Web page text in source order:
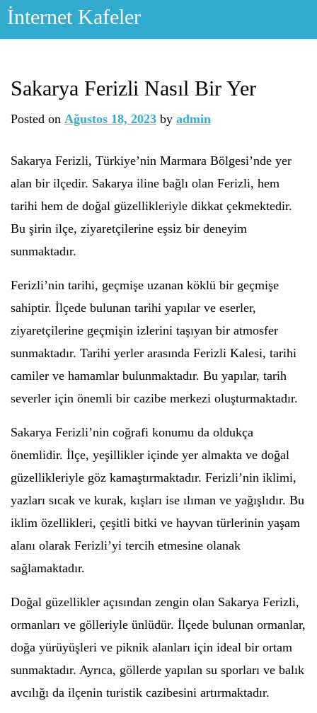
Skip
İnternet Kafeler
Sakarya Ferizli Nasıl Bir Yer
Posted on Ağustos 18, 2023 by admin
Sakarya Ferizli, Türkiye’nin Marmara Bölgesi’nde yer
alan bir ilçedir. Sakarya iline bağlı olan Ferizli, hem
tarihi hem de doğal güzellikleriyle dikkat çekmektedir.
Bu şirin ilçe, ziyaretçilerine eşsiz bir deneyim
sunmaktadır.
Ferizli’nin tarihi, geçmişe uzanan köklü bir geçmişe
sahiptir. İlçede bulunan tarihi yapılar ve eserler,
ziyaretçilerine geçmişin izlerini taşıyan bir atmosfer
sunmaktadır. Tarihi yerler arasında Ferizli Kalesi, tarihi
camiler ve hamamlar bulunmaktadır. Bu yapılar, tarih
severler için önemli bir cazibe merkezi oluşturmaktadır.
Sakarya Ferizli’nin coğrafi konumu da oldukça
önemlidir. İlçe, yeşillikler içinde yer almakta ve doğal
güzellikleriyle göz kamaştırmaktadır. Ferizli’nin iklimi,
yazları sıcak ve kurak, kışları ise ılıman ve yağışlıdır. Bu
iklim özellikleri, çeşitli bitki ve hayvan türlerinin yaşam
alanı olarak Ferizli’yi tercih etmesine olanak
sağlamaktadır.
Doğal güzellikler açısından zengin olan Sakarya Ferizli,
ormanları ve gölleriyle ünlüdür. İlçede bulunan ormanlar,
doğa yürüyüşleri ve piknik alanları için ideal bir ortam
sunmaktadır. Ayrıca, göllerde yapılan su sporları ve balık
avcılığı da ilçenin turistik cazibesini artırmaktadır.